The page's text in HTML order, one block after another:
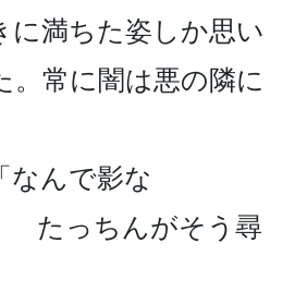
に満ちた姿しか思い
。常に闇は悪の隣に
なんで影な
　たっちんがそう尋